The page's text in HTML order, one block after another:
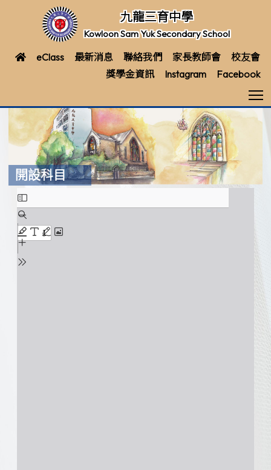
九龍三育中學
Kowloon Sam Yuk Secondary School
eClass 最新消息 聯絡我們 家長教師會
校友會
獎學金資訊
Instagram Facebook
開設科目